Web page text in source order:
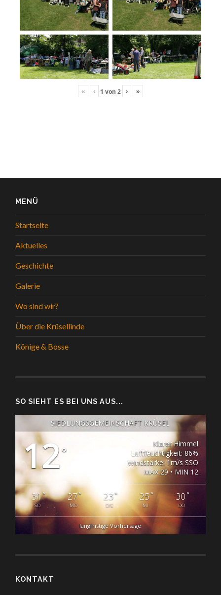
« ‹ 1 von 2 › »
MENÜ
Startseite
Aktuelles
Geschichte
Galerie
Wo sind wir?
Über die Krüsellinde
Könige & Bosse
SO SIEHT ES BEI UNS AUS...
SIEDLUNGSGEMEINSCHAFT KRÜSEL
12°
Klarer Himmel
Luftfeuchtigkeit: 86%
Windstärke: 1m/s SSO
MAX 29 • MIN 12
31°
SO
27°
MO
23°
DIE
25°
MI
30 °
DO
langfristige Vorhersage
KONTAKT